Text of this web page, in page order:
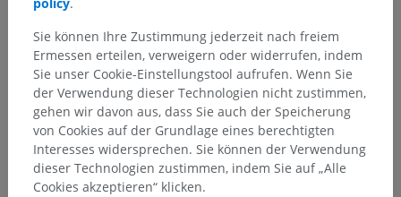
Sie haben einen Fehler gefunden?
Sie können gerne eine Berichtigung, Übersetzung oder
inhaltliche Verbesserung vorschlagen.
Ein Problem melden
HOLE SIE SICH DIE APP
policy.
Sie können Ihre Zustimmung jederzeit nach freiem
Ermessen erteilen, verweigern oder widerrufen, indem
Sie unser Cookie-Einstellungstool aufrufen. Wenn Sie
der Verwendung dieser Technologien nicht zustimmen,
gehen wir davon aus, dass Sie auch der Speicherung
von Cookies auf der Grundlage eines berechtigten
Interesses widersprechen. Sie können der Verwendung
dieser Technologien zustimmen, indem Sie auf „Alle
Cookies akzeptieren“ klicken.